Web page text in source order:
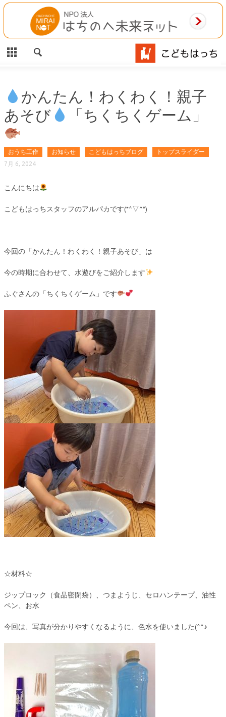
CLOSE
HOME
施設案内
相談事業
MAP
お問合わせ
運営団体
かんたん！わくわく！親子
あそび
「ちくちくゲーム」
おうち工作 お知らせ こどもはっちブログ トップスライダー
7月 6, 2024
こんにちは
こどもはっちスタッフのアルパカです(*^▽^*)
今回の「かんたん！わくわく！親子あそび」は
今の時期に合わせて、水遊びをご紹介します
ふぐさんの「ちくちくゲーム」です
☆材料☆
ジップロック（食品密閉袋）、つまようじ、セロハンテープ、油性
ペン、お水
今回は、写真が分かりやすくなるように、色水を使いました(^^♪